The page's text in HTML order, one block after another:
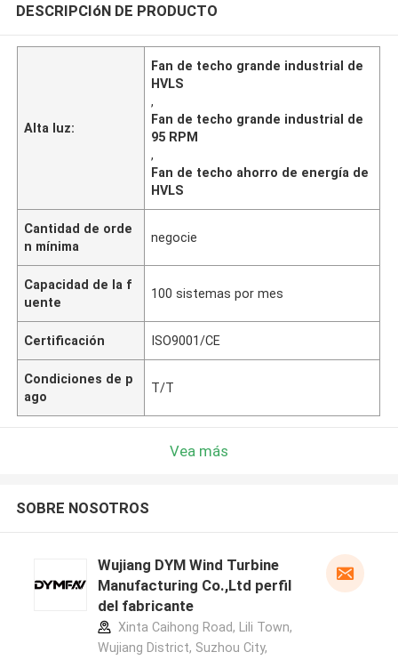
DESCRIPCIóN DE PRODUCTO
Alta luz:
Fan de techo grande industrial de
HVLS
,
Fan de techo grande industrial de
95 RPM
,
Fan de techo ahorro de energía de
HVLS
Cantidad de orde
n mínima
negocie
Capacidad de la f
uente
100 sistemas por mes
Certificación ISO9001/CE
Condiciones de p
ago
T/T
Vea más
SOBRE NOSOTROS
Wujiang DYM Wind Turbine
Manufacturing Co.,Ltd perfil
del fabricante
Xinta Caihong Road, Lili Town,
Wujiang District, Suzhou City,